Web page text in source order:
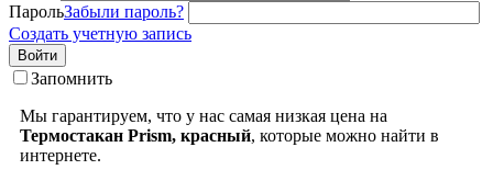
ПарольЗабыли пароль?
Создать учетную запись
Войти
Запомнить
Мы гарантируем, что у нас самая низкая цена на
Термостакан Prism, красный, которые можно найти в
интернете.